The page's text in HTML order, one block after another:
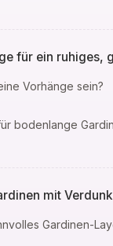
für ein ruhiges,
Vorhänge sein?
bodenlange
mit
Gardinen-